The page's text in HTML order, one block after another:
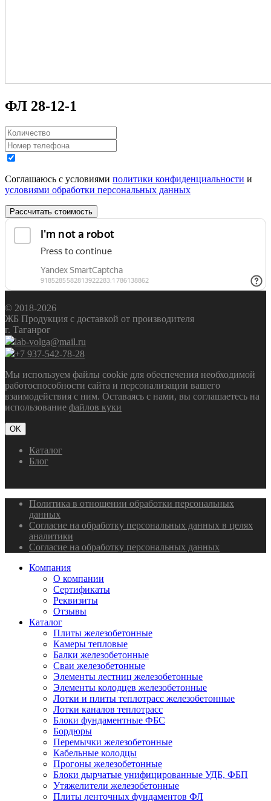
ФЛ 28-12-1
Соглашаюсь с условиями политики конфиденциальности и
условиями обработки персональных данных
Рассчитать стоимость
© 2018-2026
ЖБ Продукция с доставкой от производителя
г. Таганрог
lab-volga@mail.ru
+7 937-542-78-28
Мы используем файлы cookie для обеспечения необходимой
работоспособности сайта и персонализации вашего
взаимодействия с ним. Оставаясь с нами, вы соглашаетесь на
использование файлов куки
OK
Каталог
Блог
Политика в отношении обработки персональных
данных
Согласие на обработку персональных данных в целях
аналитики
Согласие на обработку персональных данных
Компания
О компании
Сертификаты
Реквизиты
Отзывы
Каталог
Плиты железобетонные
Камеры тепловые
Балки железобетонные
Сваи железобетонные
Элементы лестниц железобетонные
Элементы колодцев железобетонные
Лотки и плиты теплотрасс железобетонные
Лотки каналов теплотрасс
Блоки фундаментные ФБС
Бордюры
Перемычки железобетонные
Кабельные колодцы
Прогоны железобетонные
Блоки дырчатые унифицированные УДБ, ФБП
Утяжелители железобетонные
Плиты ленточных фундаментов ФЛ